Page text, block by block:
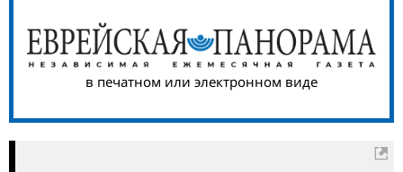
в печатном или электронном виде